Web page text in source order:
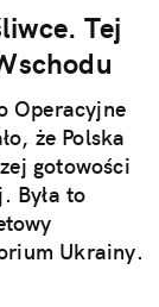
Tej
Operacyjne
że Polska
gotowości
Była to
Ukrainy.